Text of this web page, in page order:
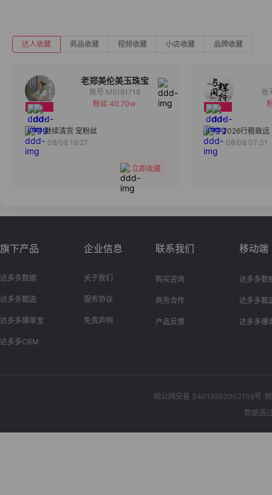
达人收藏 商品收藏 视频收藏 小店收藏 品牌收藏
老郑美伦美玉珠宝
备注
账号 M5181718
粉丝 40.70w
继续清货 宠粉丝
08/08 19:27
立即收藏
2026行稳致远
08/08 07:31
旗下产品
达多多数据
达多多甄选
达多多爆单宝
达多多CRM
企业信息
关于我们
服务协议
免责声明
联系我们
购买咨询
商务合作
产品反馈
移动端
达多多数
达多多甄
达多多爆
皖公网安备 34019202002109号
数据通